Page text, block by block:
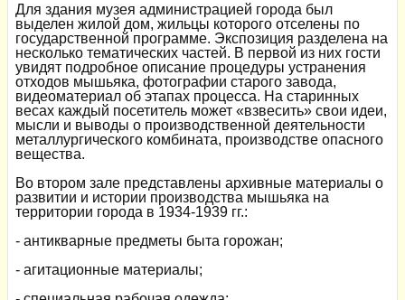
Для здания музея администрацией города был
выделен жилой дом, жильцы которого отселены по
государственной программе. Экспозиция разделена на
несколько тематических частей. В первой из них гости
увидят подробное описание процедуры устранения
отходов мышьяка, фотографии старого завода,
видеоматериал об этапах процесса. На старинных
весах каждый посетитель может «взвесить» свои идеи,
мысли и выводы о производственной деятельности
металлургического комбината, производстве опасного
вещества.
Во втором зале представлены архивные материалы о
развитии и истории производства мышьяка на
территории города в 1934-1939 гг.:
- антикварные предметы быта горожан;
- агитационные материалы;